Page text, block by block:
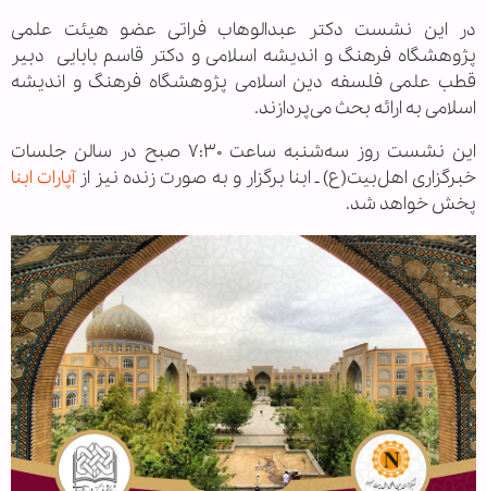
در این نشست دکتر عبدالوهاب فراتی عضو هیئت علمی
پژوهشگاه فرهنگ و اندیشه اسلامی و دکتر قاسم بابایی دبیر
قطب علمی فلسفه دین اسلامی پژوهشگاه فرهنگ و اندیشه
اسلامی به ارائه بحث می‌پردازند.
این نشست روز سه‌شنبه ساعت ۷:۳۰ صبح در سالن جلسات
خبرگزاری اهل‌بیت(ع) ـ ابنا برگزار و به صورت زنده نیز از آپارات ابنا
پخش خواهد شد.